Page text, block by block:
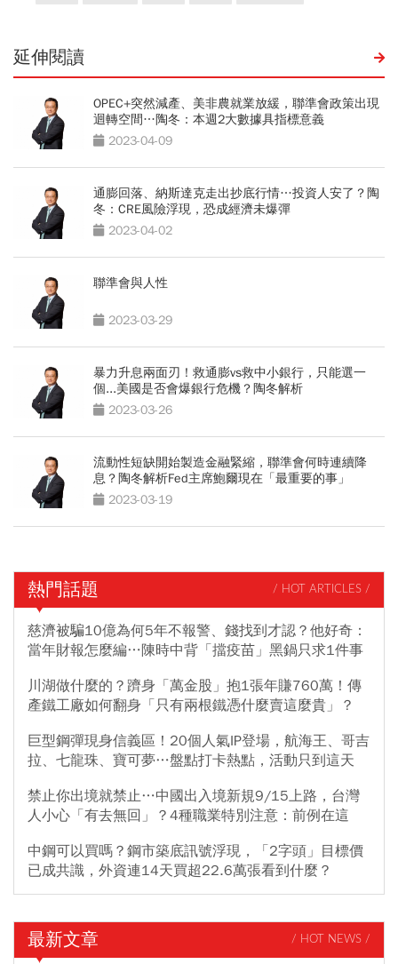
延伸閱讀
OPEC+突然減產、美非農就業放緩，聯準會政策出現
迴轉空間…陶冬：本週2大數據具指標意義
2023-04-09
通膨回落、納斯達克走出抄底行情…投資人安了？陶
冬：CRE風險浮現，恐成經濟未爆彈
2023-04-02
聯準會與人性
2023-03-29
暴力升息兩面刃！救通膨vs救中小銀行，只能選一
個...美國是否會爆銀行危機？陶冬解析
2023-03-26
流動性短缺開始製造金融緊縮，聯準會何時連續降
息？陶冬解析Fed主席鮑爾現在「最重要的事」
2023-03-19
熱門話題 / HOT ARTICLES /
慈濟被騙10億為何5年不報警、錢找到才認？他好奇：
當年財報怎麼編…陳時中背「擋疫苗」黑鍋只求1件事
川湖做什麼的？躋身「萬金股」抱1張年賺760萬！傳
產鐵工廠如何翻身「只有兩根鐵憑什麼賣這麼貴」？
巨型鋼彈現身信義區！20個人氣IP登場，航海王、哥吉
拉、七龍珠、寶可夢…盤點打卡熱點，活動只到這天
禁止你出境就禁止…中國出入境新規9/15上路，台灣
人小心「有去無回」？4種職業特別注意：前例在這
中鋼可以買嗎？鋼市築底訊號浮現，「2字頭」目標價
已成共識，外資連14天買超22.6萬張看到什麼？
最新文章 / HOT NEWS /